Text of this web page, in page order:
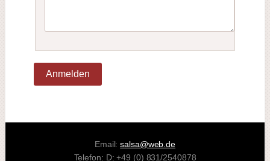
Anmelden
Email:salsa@web.de
Telefon: D: +49 (0) 831/2540878